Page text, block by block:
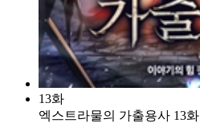
13화
엑스트라물의 가출용사 13화